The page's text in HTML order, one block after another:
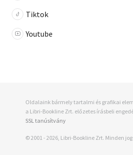
Tiktok
Youtube
Oldalaink bármely tartalmi és grafikai
a Libri-Bookline Zrt. előzetes írásbeli
SSL tanúsítvány
© 2001 - 2026, Libri-Bookline Zrt. Minden